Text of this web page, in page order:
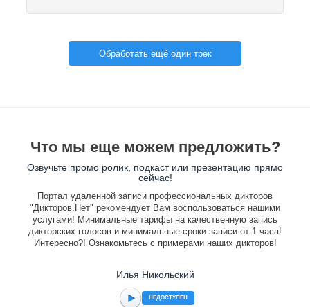
Обработать ещё один трек
Что мы еще можем предложить?
Озвучьте промо ролик, подкаст или презентацию прямо
сейчас!
Портал удаленной записи профессиональных дикторов
"Дикторов.Нет" рекомендует Вам воспользоваться нашими
услугами! Минимальные тарифы на качественную запись
дикторских голосов и минимальные сроки записи от 1 часа!
Интересно?! Ознакомьтесь с примерами наших дикторов!
Илья Никольский
НЕДОСТУПЕН